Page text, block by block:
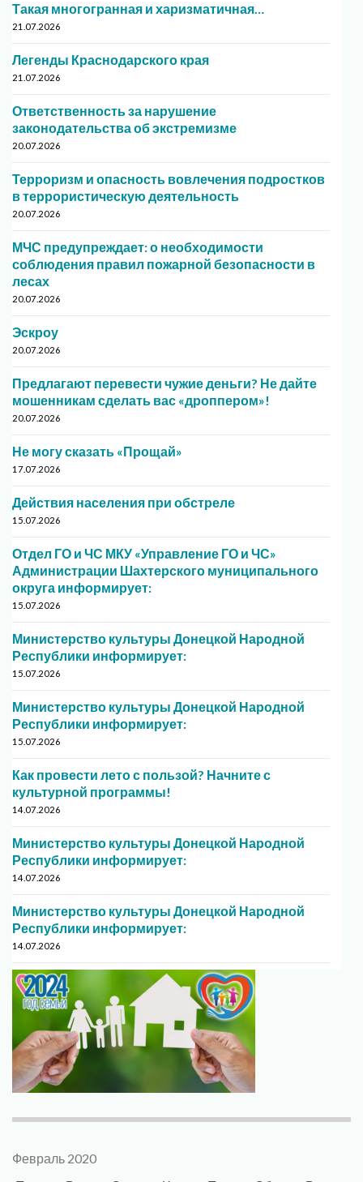
Такая многогранная и харизматичная…
21.07.2026
Легенды Краснодарского края
21.07.2026
Ответственность за нарушение
законодательства об экстремизме
20.07.2026
Терроризм и опасность вовлечения подростков
в террористическую деятельность
20.07.2026
МЧС предупреждает: о необходимости
соблюдения правил пожарной безопасности в
лесах
20.07.2026
Эскроу
20.07.2026
Предлагают перевести чужие деньги? Не дайте
мошенникам сделать вас «дроппером»!
20.07.2026
Не могу сказать «Прощай»
17.07.2026
Действия населения при обстреле
15.07.2026
Отдел ГО и ЧС МКУ «Управление ГО и ЧС»
Администрации Шахтерского муниципального
округа информирует:
15.07.2026
Министерство культуры Донецкой Народной
Республики информирует:
15.07.2026
Министерство культуры Донецкой Народной
Республики информирует:
15.07.2026
Как провести лето с пользой? Начните с
культурной программы!
14.07.2026
Министерство культуры Донецкой Народной
Республики информирует:
14.07.2026
Министерство культуры Донецкой Народной
Республики информирует:
14.07.2026
Февраль 2020